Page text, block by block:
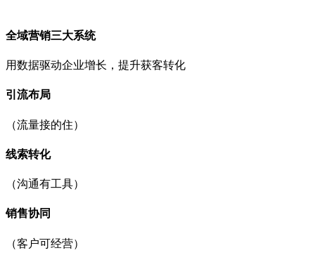
全域营销三大系统
用数据驱动企业增长，提升获客转化
引流布局
（流量接的住）
线索转化
（沟通有工具）
销售协同
（客户可经营）